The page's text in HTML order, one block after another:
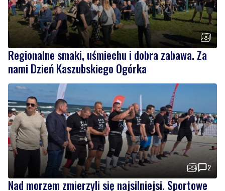
Regionalne smaki, uśmiechu i dobra zabawa. Za
nami Dzień Kaszubskiego Ogórka
2
Nad morzem zmierzyli się najsilniejsi. Sportowe